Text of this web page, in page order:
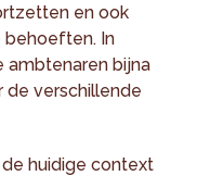
en ook
behoeften. In
ambtenaren bijna
de verschillende
huidige context